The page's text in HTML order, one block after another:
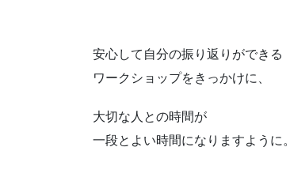
安心して自分の振り返りができる
ワークショップをきっかけに、
大切な人との時間が
一段とよい時間になりますように。